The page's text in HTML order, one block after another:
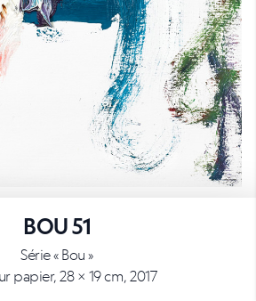
BOU 51
Série « Bou »
papier, 28 × 19 cm, 2017